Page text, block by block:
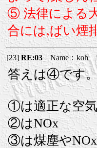
⑤ 法律による
合には,ばい煙
[23]RE:03Name：koh
答えは④です
①は適正な空
②はNOx
③は煤塵やNOx